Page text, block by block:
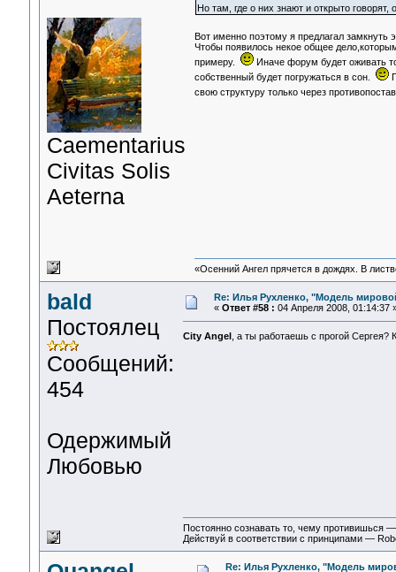
Сaementarius
Civitas Solis
Aeterna
Но там, где о них знают и открыто
Вот именно поэтому я предлагал замкнуть
Чтобы появилось некое общее
примеру.
Иначе форум будет оживать
собственный будет погружаться в сон.
свою структуру только через
«Осенний Ангел прячется в дождях. В
bald
Постоялец
Сообщений:
454
Одержимый
Любовью
Re: Илья Рухленко, "Модель
« Ответ #58 : 04 Апреля 2008, 01:14:37
City Angel , а ты работаешь с прогой
Постоянно сознавать то, чему противишься
Действуй в соответствии с принципами —
Re: Илья Рухленко, "Модель